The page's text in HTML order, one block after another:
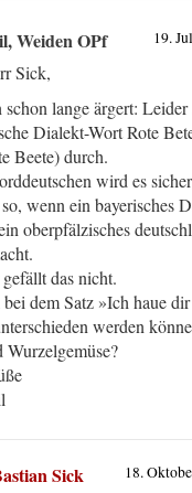
Weiden OPf 19.
Sick,
lange ärgert: Leider
Dialekt-Wort Rote
Beete) durch.
wird es
wenn ein bayerisches
oberpfälzisches
das nicht.
dem Satz »Ich haue
werden
Sick 18.